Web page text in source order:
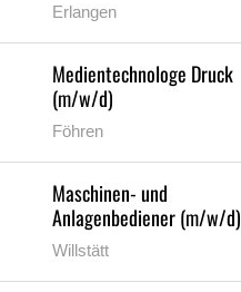
Erlangen
Medientechnologe Druck
(m/w/d)
Föhren
Maschinen- und
Anlagenbediener (m/w/d)
Willstätt